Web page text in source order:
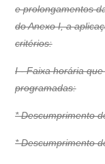
e prolongamentos
do Anexo I, a
critérios:
I - Faixa horária
programadas:
* Descumprimento
* Descumprimento